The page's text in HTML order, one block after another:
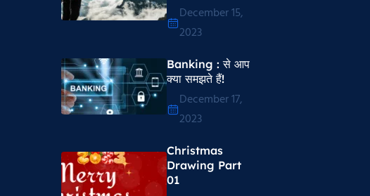
December 15,
2023
Banking : से आप
क्या समझते हैं!
December 17,
2023
Christmas
Drawing Part
01